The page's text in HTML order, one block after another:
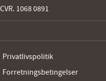
CVR. 1068 0891
Privatlivspolitik
Forretningsbetingelser